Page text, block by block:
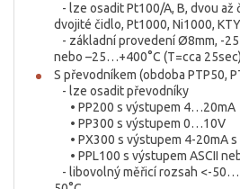
- lze osadit Pt100/A, B, dvou až
dvojité čidlo, Pt1000, Ni1000,
- základní provedení Ø8mm, -
nebo –25…+400°C (T=cca 25sec)
S převodníkem (obdoba PTP50,
- lze osadit převodníky
• PP200 s výstupem 4…20mA
• PP300 s výstupem 0…10V
• PX300 s výstupem 4-20mA s
• PPL100 s výstupem ASCII
- libovolný měřicí rozsah <-